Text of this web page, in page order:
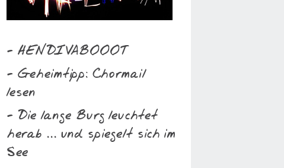
- HENDIVABOOOT
- Geheimtipp: Chormail
lesen
- Die lange Burg leuchtet
herab ... und spiegelt sich im
See